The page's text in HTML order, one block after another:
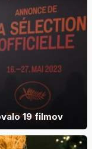
19 filmov